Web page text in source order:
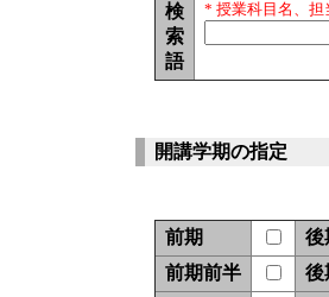
検
索
語
* 授業科目名、担
開講学期の指定
前期 後
前期前半
後